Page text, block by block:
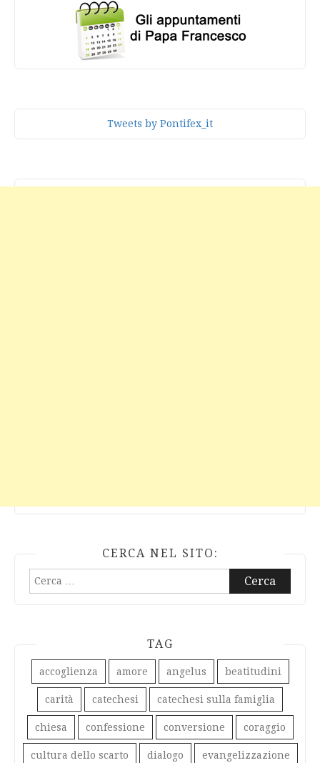
Tweets by Pontifex_it
CERCA NEL SITO:
Ricerca
TAG
accoglienza amore angelus beatitudini
carità catechesi catechesi sulla famiglia
chiesa confessione conversione coraggio
cultura dello scarto dialogo evangelizzazione